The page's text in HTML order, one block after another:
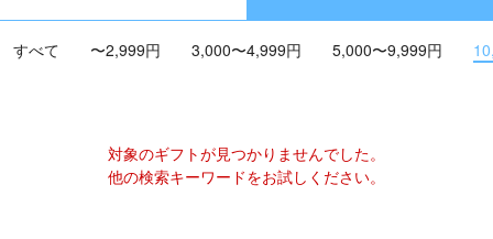
すべて 〜2,999円 3,000〜4,999円 5,000〜9,999円
対象のギフトが見つかりませんでした。
他の検索キーワードをお試しください。